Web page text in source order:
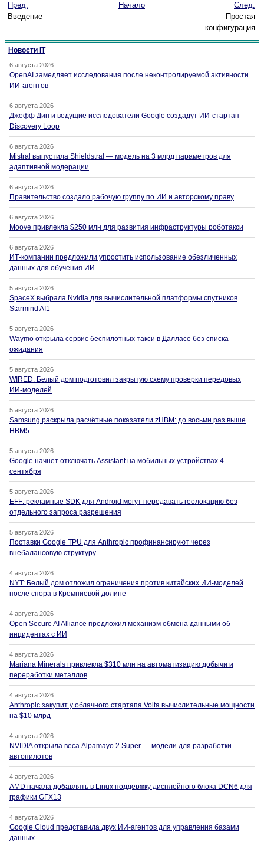
Пред. Начало
След.
Введение
Простая
конфигурация
Новости IT
6 августа 2026
OpenAI замедляет исследования после неконтролируемой активности
ИИ-агентов
6 августа 2026
Джефф Дин и ведущие исследователи Google создадут ИИ-стартап
Discovery Loop
6 августа 2026
Mistral выпустила Shieldstral — модель на 3 млрд параметров для
адаптивной модерации
6 августа 2026
Правительство создало рабочую группу по ИИ и авторскому праву
6 августа 2026
Moove привлекла $250 млн для развития инфраструктуры роботакси
6 августа 2026
ИТ-компании предложили упростить использование обезличенных
данных для обучения ИИ
5 августа 2026
SpaceX выбрала Nvidia для вычислительной платформы спутников
Starmind AI1
5 августа 2026
Waymo открыла сервис беспилотных такси в Далласе без списка
ожидания
5 августа 2026
WIRED: Белый дом подготовил закрытую схему проверки передовых
ИИ-моделей
5 августа 2026
Samsung раскрыла расчётные показатели zHBM: до восьми раз выше
HBM5
5 августа 2026
Google начнет отключать Assistant на мобильных устройствах 4
сентября
5 августа 2026
EFF: рекламные SDK для Android могут передавать геолокацию без
отдельного запроса разрешения
5 августа 2026
Поставки Google TPU для Anthropic профинансируют через
внебалансовую структуру
4 августа 2026
NYT: Белый дом отложил ограничения против китайских ИИ-моделей
после спора в Кремниевой долине
4 августа 2026
Open Secure AI Alliance предложил механизм обмена данными об
инцидентах с ИИ
4 августа 2026
Mariana Minerals привлекла $310 млн на автоматизацию добычи и
переработки металлов
4 августа 2026
Anthropic закупит у облачного стартапа Volta вычислительные мощности
на $10 млрд
4 августа 2026
NVIDIA открыла веса Alpamayo 2 Super — модели для разработки
автопилотов
4 августа 2026
AMD начала добавлять в Linux поддержку дисплейного блока DCN6 для
графики GFX13
4 августа 2026
Google Cloud представила двух ИИ-агентов для управления базами
данных